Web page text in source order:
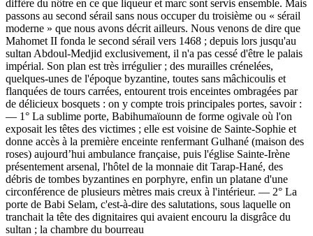
diffère du nôtre en ce que liqueur et marc sont servis ensemble. Mais
passons au second sérail sans nous occuper du troisième ou « sérail
moderne » que nous avons décrit ailleurs. Nous venons de dire que
Mahomet II fonda le second sérail vers 1468 ; depuis lors jusqu'au
sultan Abdoul-Medjid exclusivement, il n'a pas cessé d'être le palais
impérial. Son plan est très irrégulier ; des murailles crénelées,
quelques-unes de l'époque byzantine, toutes sans mâchicoulis et
flanquées de tours carrées, entourent trois enceintes ombragées par
de délicieux bosquets : on y compte trois principales portes, savoir :
— 1° La sublime porte, Babihumaïounn de forme ogivale où l'on
exposait les têtes des victimes ; elle est voisine de Sainte-Sophie et
donne accès à la première enceinte renfermant Gulhané (maison des
roses) aujourd’hui ambulance française, puis l'église Sainte-Irène
présentement arsenal, l'hôtel de la monnaie dit Tarap-Hané, des
débris de tombes byzantines en porphyre, enfin un platane d'une
circonférence de plusieurs mètres mais creux à l'intérieur. — 2° La
porte de Babi Selam, c'est-à-dire des salutations, sous laquelle on
tranchait la tête des dignitaires qui avaient encouru la disgrâce du
sultan ; la chambre du bourreau